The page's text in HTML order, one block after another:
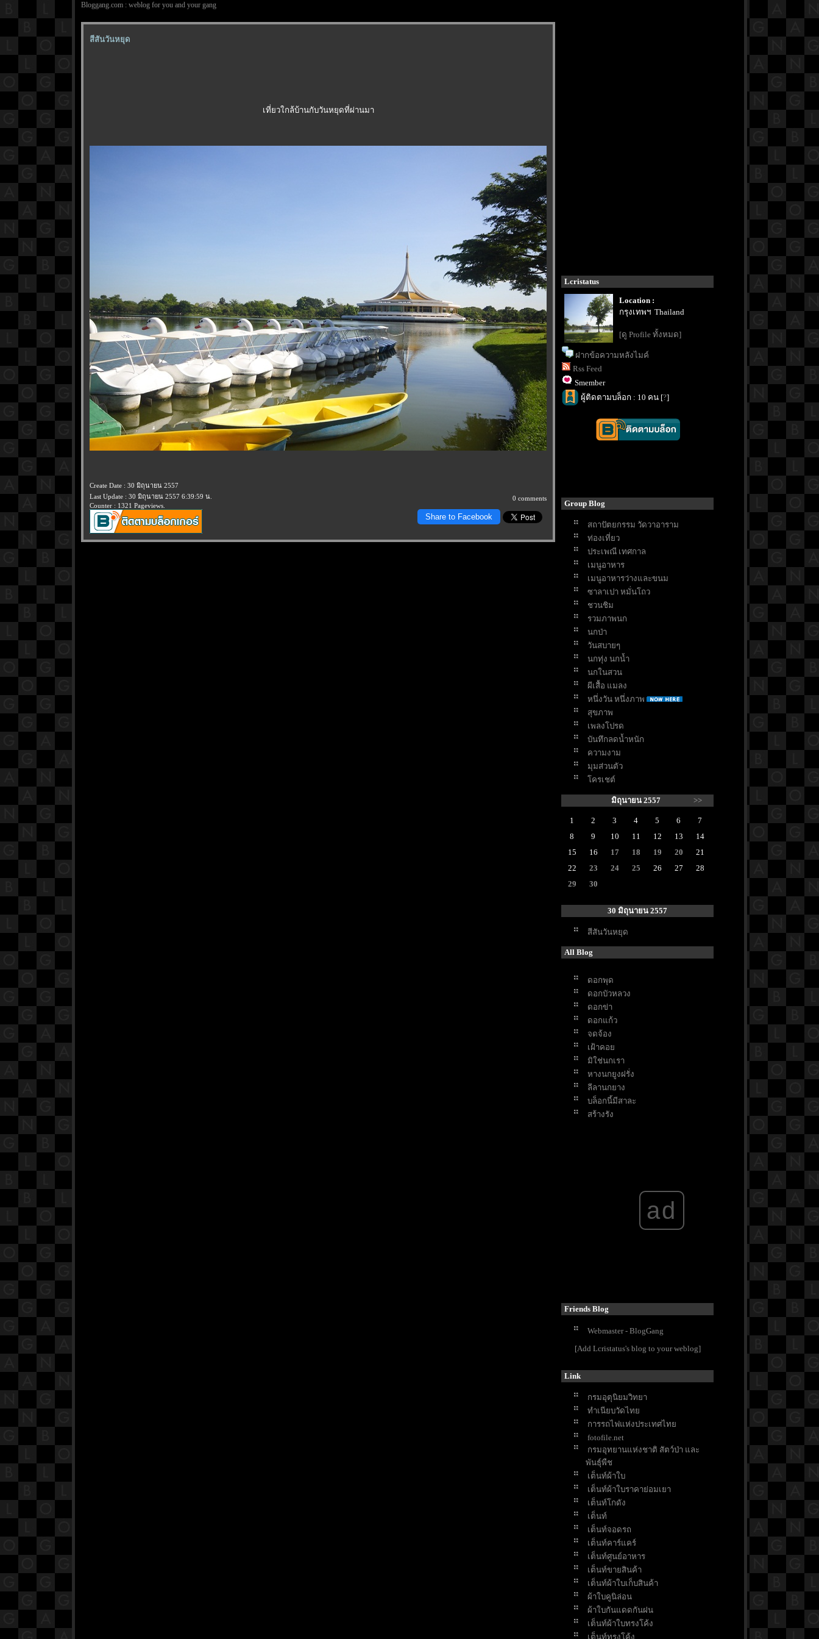
Bloggang.com : weblog for you and your gang
สีสันวันหยุด
เที่ยวใกล้บ้านกับวันหยุดที่ผ่านมา
Create Date : 30 มิถุนายน 2557
Last Update : 30 มิถุนายน 2557 6:39:59 น.
Counter : 1321 Pageviews.
0 comments
Share to Facebook
Lcristatus
Location :
กรุงเทพฯ Thailand
[ดู Profile ทั้งหมด]
ฝากข้อความหลังไมค์
Rss Feed
Smember
ผู้ติดตามบล็อก : 10 คน [?]
Group Blog
สถาปัตยกรรม วัดวาอาราม
ท่องเที่ยว
ประเพณี เทศกาล
เมนูอาหาร
เมนูอาหารว่างและขนม
ซาลาเปา หมั่นโถว
ชวนชิม
รวมภาพนก
นกป่า
วันสบายๆ
นกทุ่ง นกน้ำ
นกในสวน
ผีเสื้อ แมลง
หนึ่งวัน หนึ่งภาพ
สุขภาพ
เพลงโปรด
บันทึกลดน้ำหนัก
ความงาม
มุมส่วนตัว
ครเชต์
มิถุนายน 2557 >>
1 2 3 4 5 6
7
8
9 10 11 12 13
14
15
16 17 18 19 20
21
22
23 24 25 26 27
28
29
30
30 มิถุนายน 2557
สีสันวันหยุด
All Blog
ดอกพุด
ดอกบัวหลวง
ดอกข่า
ดอกแก้ว
จดจ้อง
เฝ้าคอ
มิใช่นกเรา
หางนกยูงฝรั่ง
ลีลานกยาง
บล็อกนี้มีสาละ
สร้างรัง
ตะวันยังมีให้เห็น
เจ้านกขมิ้นเหลืองอ่อน
ad
Friends Blog
Webmaster - BlogGang
[Add Lcristatus's blog to your weblog]
Link
กรมอุตุนิยมวิทยา
ทำเนียบวัดไท
การรถไฟแห่งประเทศไท
fotofile.net
กรมอุทยานแห่งชาติ สัตว์ป่า และ
พันธุ์พืช
เต็นท์ผ้าใบ
เต็นท์ผ้าใบราคาย่อมเยา
เต็นท์โกดัง
เต็นท์
เต็นท์จอดรถ
เต็นท์คาร์แคร์
เต็นท์ศูนย์อาหาร
เต็นท์ขายสินค้า
เต็นท์ผ้าใบเก็บสินค้า
ผ้าใบคูนิล่อน
ผ้าใบกันแดดกันฝน
เต็นท์ผ้าใบทรงโค้ง
เต็นท์ทรงโค้ง